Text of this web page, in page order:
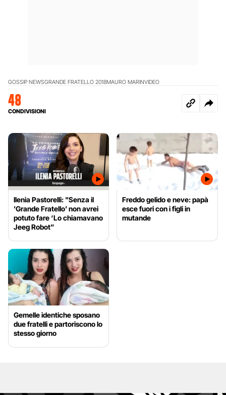
GOSSIP NEWSGRANDE FRATELLO 2018MAURO MARINVIDEO
48
CONDIVISIONI
Ilenia Pastorelli: "Senza il
'Grande Fratello' non avrei
potuto fare ‘Lo chiamavano
Jeeg Robot”
Freddo gelido e neve: papà
esce fuori con i figli in
mutande
Gemelle identiche sposano
due fratelli e partoriscono lo
stesso giorno